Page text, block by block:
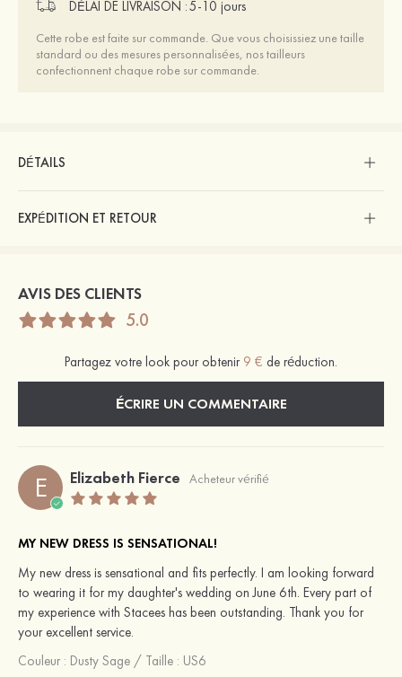
DÉLAI DE LIVRAISON :5-10 jours
Cette robe est faite sur commande. Que vous choisissiez une taille
standard ou des mesures personnalisées, nos tailleurs
confectionnent chaque robe sur commande.
DÉTAILS
EXPÉDITION ET RETOUR
AVIS DES CLIENTS
5.0
Partagez votre look pour obtenir 9 € de réduction.
ÉCRIRE UN COMMENTAIRE
E Elizabeth Fierce Acheteur vérifié
MY NEW DRESS IS SENSATIONAL!
My new dress is sensational and fits perfectly. I am looking forward
to wearing it for my daughter's wedding on June 6th. Every part of
my experience with Stacees has been outstanding. Thank you for
your excellent service.
Couleur : Dusty Sage / Taille : US6